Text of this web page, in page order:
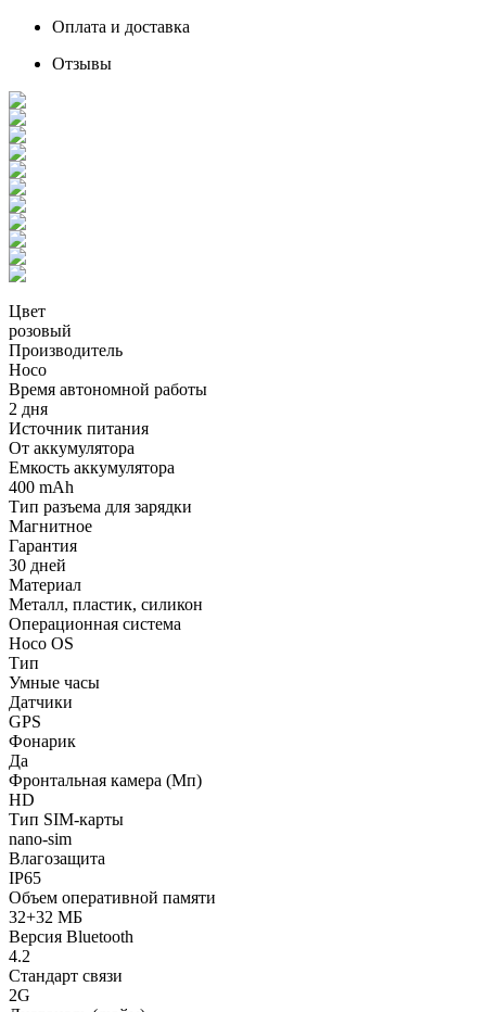
Оплата и доставка
Отзывы
Цвет
розовый
Производитель
Hoco
Время автономной работы
2 дня
Источник питания
От аккумулятора
Емкость аккумулятора
400 mAh
Тип разъема для зарядки
Магнитное
Гарантия
30 дней
Материал
Металл, пластик, силикон
Операционная система
Hoco OS
Тип
Умные часы
Датчики
GPS
Фонарик
Да
Фронтальная камера (Мп)
HD
Тип SIM-карты
nano-sim
Влагозащита
IP65
Объем оперативной памяти
32+32 МБ
Версия Bluetooth
4.2
Стандарт связи
2G